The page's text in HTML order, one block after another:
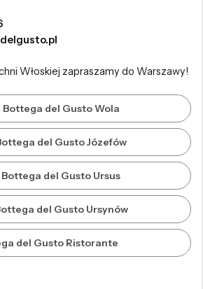
Włoskiej zapraszamy do Warszawy!
Bottega del Gusto Wola
del Gusto Józefów
del Gusto Ursus
del Gusto Ursynów
del Gusto Ristorante